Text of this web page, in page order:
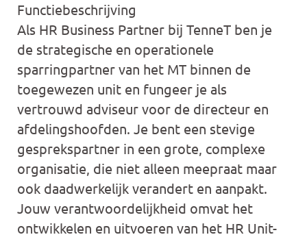
Functiebeschrijving
Als HR Business Partner bij TenneT ben je
de strategische en operationele
sparringpartner van het MT binnen de
toegewezen unit en fungeer je als
vertrouwd adviseur voor de directeur en
afdelingshoofden. Je bent een stevige
gesprekspartner in een grote, complexe
organisatie, die niet alleen meepraat maar
ook daadwerkelijk verandert en aanpakt.
Jouw verantwoordelijkheid omvat het
ontwikkelen en uitvoeren van het HR Unit-